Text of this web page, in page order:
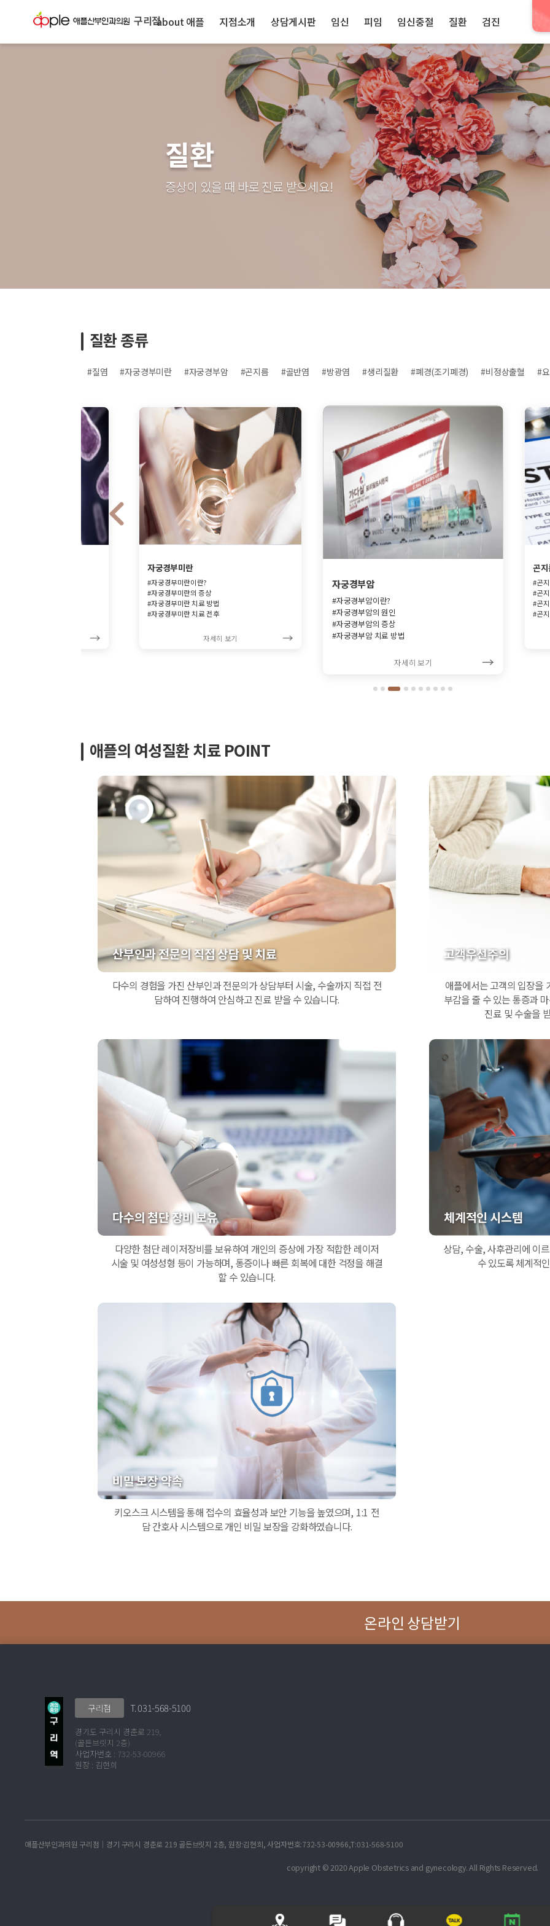
구리점about 애플 지점소개 상담게시판 임신 피임 임신중절 질환 검진
질환
증상이 있을 때 바로 진료 받으세요!
질환 종류
#질염 #자궁경부미란 #자궁경부암 #곤지름 #골반염 #방광염 #생리질환 #폐경(조기폐경) #비정상출혈 #
자궁경부미란
#자궁경부미란이란?
#자궁경부미란의 증상
#자궁경부미란 치료 방법
#자궁경부미란 치료 전후
자세히 보기
자궁경부암
#자궁경부암이란?
#자궁경부암의 원인
#자궁경부암의 증상
#자궁경부암 치료 방법
자세히 보기
곤
#곤
#곤
#곤
#곤
애플의 여성질환 치료 POINT
산부인과 전문의 직접 상담 및 치료
다수의 경험을 가진 산부인과 전문의가 상담부터 시술, 수술까지 직접 전
담하여 진행하여 안심하고 진료 받을 수 있습니다.
고객우선주의
애플에서는 고객의 입장을
부감을 줄 수 있는 통증과
진료 및 수술을
다수의 첨단 장비 보유
다양한 첨단 레이저장비를 보유하여 개인의 증상에 가장 적합한 레이저
시술 및 여성성형 등이 가능하며, 통증이나 빠른 회복에 대한 걱정을 해결
할 수 있습니다.
체계적인 시스템
상담, 수술, 사후관리에 이
수 있도록 체계적
비밀 보장 약속
키오스크 시스템을 통해 접수의 효율성과 보안 기능을 높였으며, 1:1 전
담 간호사 시스템으로 개인 비밀 보장을 강화하였습니다.
온라인 상담받기
구리점 T. 031-568-5100
경기도 구리시 경춘로 219,
(골든브릿지 2층)
사업자번호 : 732-53-00966
원장 : 김현희
애플산부인과의원 구리점│경기 구리시 경춘로 219 골든브릿지 2층, 원장:김현희, 사업자번호:732-53-00966,T:031-568-5100
copyright © 2020 Apple Obstetrics and gynecology. All Rights Reserved.